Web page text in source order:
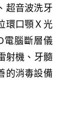
音波洗牙
環口顎Ｘ光
電腦斷層儀
射機、牙髓
的消毒設備